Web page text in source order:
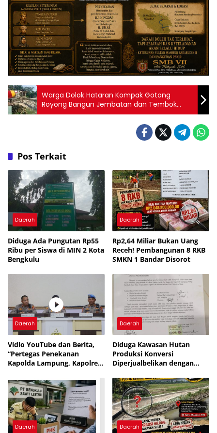
Warga Dolok Hataran Kompak Gotong
Royong Bangun Jembatan dan Tembok
Penahan
Pos Terkait
Daerah
Diduga Ada Pungutan Rp55
Ribu per Siswa di MIN 2 Kota
Bengkulu
Daerah
Rp2,64 Miliar Bukan Uang
Receh! Pembangunan 8 RKB
SMKN 1 Bandar Disorot
Daerah
Vidio YouTube dan Berita,
“Pertegas Penekanan
Kapolda Lampung, Kapolres
Anggota Terlibat Narkoba,
Judol, KDRT dan
Perselingkuhan”
Daerah
Diduga Kawasan Hutan
Produksi Konversi
Diperjualbelikan dengan
Daerah Daerah